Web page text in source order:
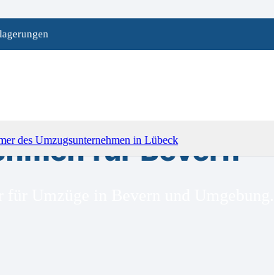
für Bevern
Umzüge in Bevern und Umgebung.